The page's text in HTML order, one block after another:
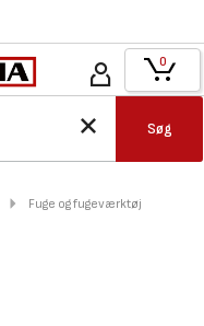
Søg
0
Fuge og fugeværktøj